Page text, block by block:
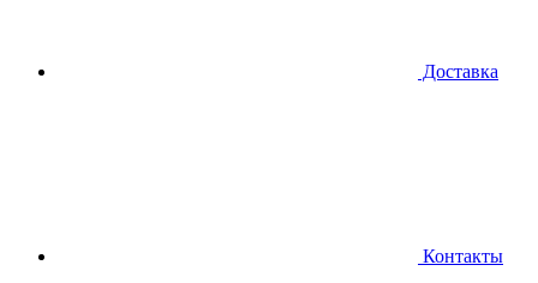
Доставка
Контакты